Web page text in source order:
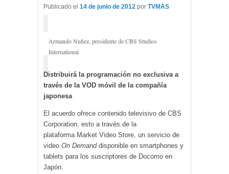
Publicado el 14 de junio de 2012 por TVMAS
Armando Nuñez, presidente de CBS Studios
International
Distribuirá la programación no exclusiva a
través de la VOD móvil de la compañía
japonesa
El acuerdo ofrece contenido televisivo de CBS
Corporation, esto a través de la
plataforma Market Video Store, un servicio de
video On Demanddisponible en smartphones y
tablets para los suscriptores de Docomo en
Japón.